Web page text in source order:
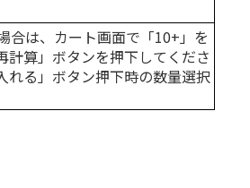
は、カート画面で「10+」を
計算」ボタンを押下してくださ
れる」ボタン押下時の数量選択